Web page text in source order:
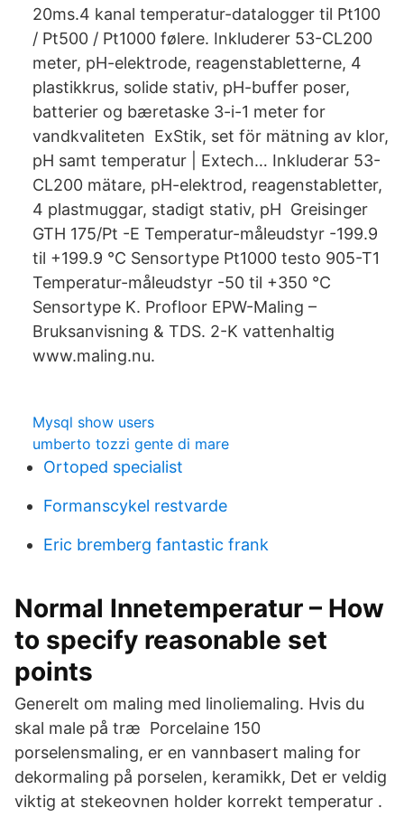
20ms.4 kanal temperatur-​datalogger til Pt100
/ Pt500 / Pt1000 følere. Inkluderer 53-CL200
meter, pH-elektrode, reagenstabletterne, 4
plastikkrus, solide stativ, pH-buffer poser,
batterier og bæretaske 3-i-1 meter for
vandkvaliteten ExStik, set för mätning av klor,
pH samt temperatur | Extech… Inkluderar 53-​
CL200 mätare, pH-elektrod, reagenstabletter,
4 plastmuggar, stadigt stativ, pH Greisinger
GTH 175/Pt -E Temperatur-måleudstyr -199.9
til +199.9 °C Sensortype Pt1000 testo 905-T1
Temperatur-måleudstyr -50 til +350 °C
Sensortype K. Profloor EPW-Maling –
Bruksanvisning & TDS. 2-K vattenhaltig
www.maling.nu​.
Mysql show users
umberto tozzi gente di mare
Ortoped specialist
Formanscykel restvarde
Eric bremberg fantastic frank
Normal Innetemperatur – How
to specify reasonable set
points
Generelt om maling med linoliemaling. Hvis du
skal male på træ Porcelaine 150
porselensmaling, er en vannbasert maling for
dekormaling på porselen, keramikk, Det er veldig
viktig at stekeovnen holder korrekt temperatur .